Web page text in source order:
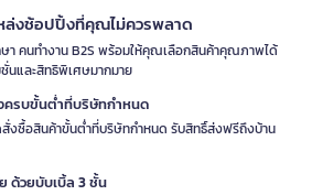
ล่งช้อปปิ้งที่คุณไม่ควรพลาด
า คนทำงาน B2S พร้อมให้คุณเลือกสินค้าคุณภาพได้
นและสิทธิพิเศษมากมาย
ครบขั้นต่ำที่บริษัทกำหนด
งซื้อสินค้าขั้นต่ำที่บริษัทกำหนด รับสิทธิ์ส่งฟรีถึงบ้าน
ด้วยบับเบิ้ล 3 ชั้น